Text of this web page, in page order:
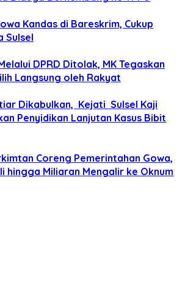
Kandas di Bareskrim, Cukup
Sulsel
DPRD Ditolak, MK Tegaskan
Langsung oleh Rakyat
Dikabulkan, Kejati Sulsel Kaji
Penyidikan Lanjutan Kasus Bibit
Coreng Pemerintahan Gowa,
hingga Miliaran Mengalir ke Oknum